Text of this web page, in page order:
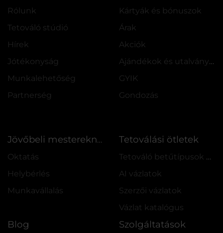
Rólunk
Tetováló stúdió
Hírek
Jótékonyság
Munkalehetőség
Partnerség
Kártyák és bónuszok
Árak
Akciók
Ajándékok és utalványok
GYIK
Gondozás
Jövőbeli mestereknek
Oktatás
Helybérlés
Munkavállalás
Tetoválási ötletek
Tetováló betűtípusok online
AI vázlatok
Szerzői vázlatok
Vázlat katalógus
Blog Szolgáltatások